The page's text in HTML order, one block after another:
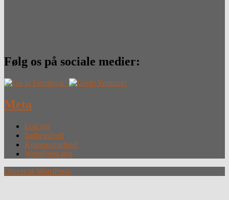
Følg os på sociale medier:
Meta
Log ind
Indlægsfeed
Kommentarfeed
WordPress.org
Drevet af WordPress